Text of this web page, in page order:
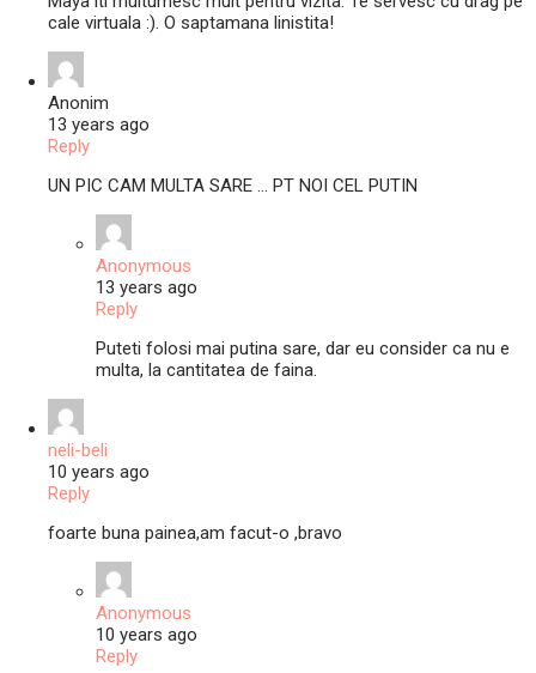
cale virtuala :). O saptamana linistita!
Anonim
13 years ago
Reply
UN PIC CAM MULTA SARE … PT NOI CEL PUTIN
Anonymous
13 years ago
Reply
Puteti folosi mai putina sare, dar eu consider ca nu e
multa, la cantitatea de faina.
neli-beli
10 years ago
Reply
foarte buna painea,am facut-o ,bravo
Anonymous
10 years ago
Reply